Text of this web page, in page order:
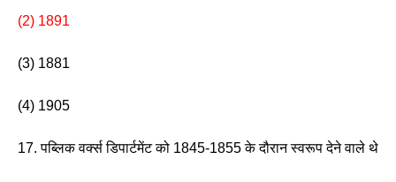
(2) 1891
(3) 1881
(4) 1905
17. पब्लिक वर्क्स डिपार्टमेंट को 1845-1855 के दौरान स्वरूप देने वाले थे